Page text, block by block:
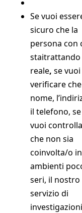
Se vuoi
sicuro che la
persona con
staitrattando
reale, se vuoi
verificare
nome,
il telefono, se
vuoi
che non sia
coinvolta/o in
ambienti
seri, il nostro
servizio di